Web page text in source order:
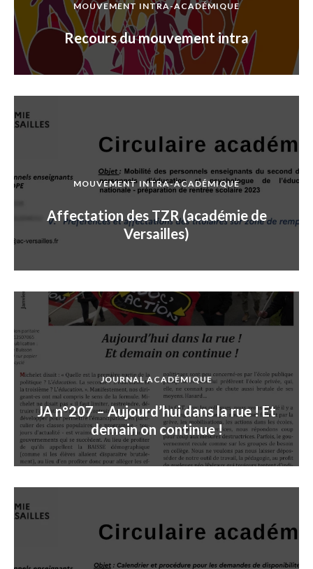
MOUVEMENT INTRA-ACADÉMIQUE
Recours du mouvement intra
MOUVEMENT INTRA-ACADÉMIQUE
Affectation des TZR (académie de
Versailles)
JOURNAL ACADÉMIQUE
JA n°207 – Aujourd’hui dans la rue ! Et
demain on continue !